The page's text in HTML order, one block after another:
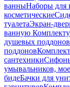
ванныНаборы для
косметические
туалетаЭкран-
ванную
душевых поддонов
поддонов
сантехники
умывальников,
бидеБачки для